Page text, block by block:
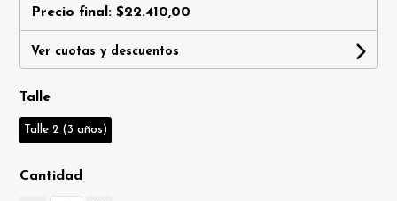
Precio final:$22.410,00
Ver cuotas y descuentos
Talle
Talle 2 (3 años)
Cantidad